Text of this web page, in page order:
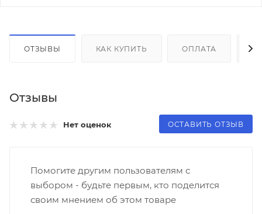
ОТЗЫВЫ КАК КУПИТЬ ОПЛАТА
Отзывы
Нет оценок ОСТАВИТЬ ОТЗЫВ
Помогите другим пользователям с
выбором - будьте первым, кто поделится
своим мнением об этом товаре